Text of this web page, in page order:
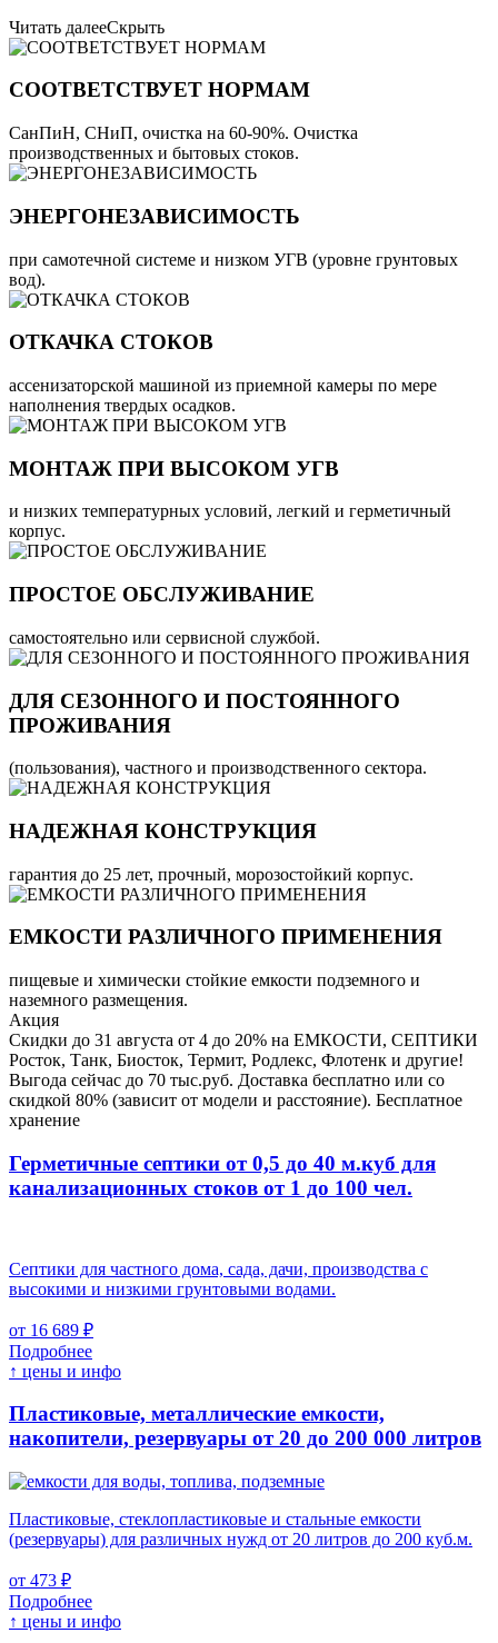
Читать далееСкрыть
СООТВЕТСТВУЕТ НОРМАМ
СанПиН, СНиП, очистка на 60-90%. Очистка
производственных и бытовых стоков.
ЭНЕРГОНЕЗАВИСИМОСТЬ
при самотечной системе и низком УГВ (уровне грунтовых
вод).
ОТКАЧКА СТОКОВ
ассенизаторской машиной из приемной камеры по мере
наполнения твердых осадков.
МОНТАЖ ПРИ ВЫСОКОМ УГВ
и низких температурных условий, легкий и герметичный
корпус.
ПРОСТОЕ ОБСЛУЖИВАНИЕ
самостоятельно или сервисной службой.
ДЛЯ СЕЗОННОГО И ПОСТОЯННОГО
ПРОЖИВАНИЯ
(пользования), частного и производственного сектора.
НАДЕЖНАЯ КОНСТРУКЦИЯ
гарантия до 25 лет, прочный, морозостойкий корпус.
ЕМКОСТИ РАЗЛИЧНОГО ПРИМЕНЕНИЯ
пищевые и химически стойкие емкости подземного и
наземного размещения.
Акция
Скидки до 31 августа от 4 до 20% на ЕМКОСТИ, СЕПТИКИ
Росток, Танк, Биосток, Термит, Родлекс, Флотенк и другие!
Выгода сейчас до 70 тыс.руб. Доставка бесплатно или со
скидкой 80% (зависит от модели и расстояние). Бесплатное
хранение
Герметичные септики от 0,5 до 40 м.куб для
канализационных стоков от 1 до 100 чел.
Септики для частного дома, сада, дачи, производства с
высокими и низкими грунтовыми водами.
от 16 689 ₽
Подробнее
↑ цены и инфо
Пластиковые, металлические емкости,
накопители, резервуары от 20 до 200 000 литров
Пластиковые, стеклопластиковые и стальные емкости
(резервуары) для различных нужд от 20 литров до 200 куб.м.
от 473 ₽
Подробнее
↑ цены и инфо